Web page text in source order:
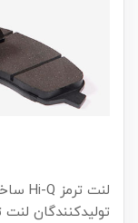
تولیدکنندگان